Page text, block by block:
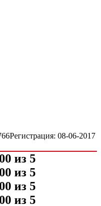
Регистрация: 08-06-2017